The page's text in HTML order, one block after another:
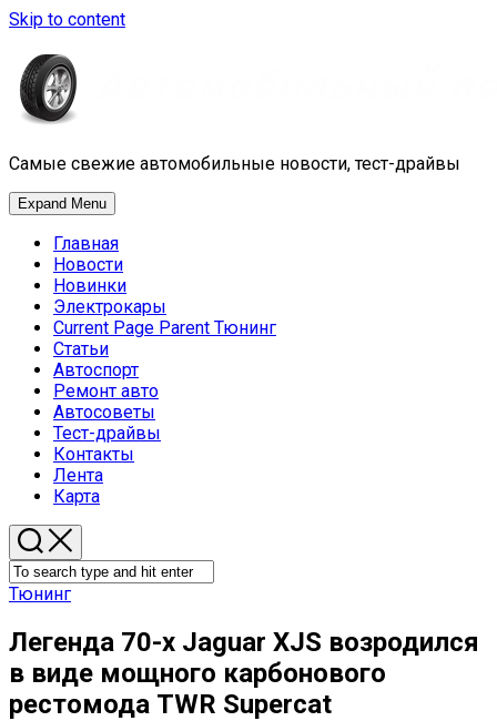
Skip to content
Самые свежие автомобильные новости, тест-драйвы
Expand Menu
Главная
Новости
Новинки
Электрокары
Current Page Parent Тюнинг
Статьи
Автоспорт
Ремонт авто
Автосоветы
Тест-драйвы
Контакты
Лента
Карта
Тюнинг
Легенда 70-х Jaguar XJS возродился
в виде мощного карбонового
рестомода TWR Supercat